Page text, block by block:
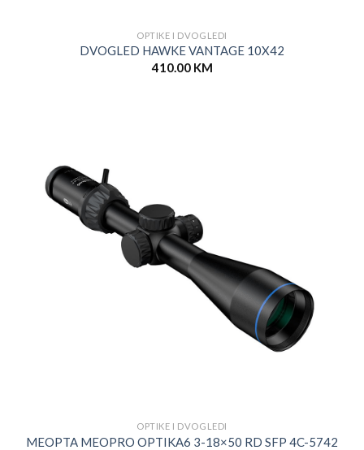
OPTIKE I DVOGLEDI
DVOGLED HAWKE VANTAGE 10X42
410.00 KM
OPTIKE I DVOGLEDI
MEOPTA MEOPRO OPTIKA6 3-18×50 RD SFP 4C-5742